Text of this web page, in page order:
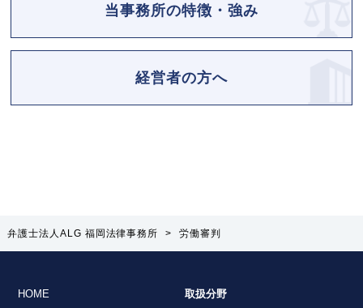
当事務所の特徴・強み
経営者の方へ
弁護士法人ALG 福岡法律事務所 > 労働審判
HOME
取扱分野